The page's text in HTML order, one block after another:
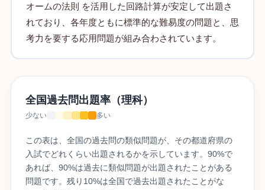
オームの法則 を活用した回路計算が安定して出題さ
れており、各年度ともに標準的な難易度の問題と、思
考力を要する応用問題が組み合わされています。
全国過去問出題率（理科）
少ない 多い
この表は、全国の過去問の類似問題が、その都道府県の
入試でどれくらい出題されるかを示しています。90%で
あれば、90%は過去に類似問題が出題されたことがある
問題です。残り10%は全国で過去出題されたことがな